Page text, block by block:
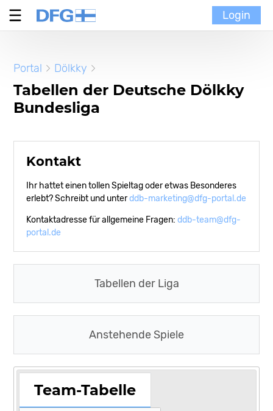
MoinMoi
Finnische Kultur
Login
Portal Dölkky
Tabellen der Deutsche Dölkky
Bundesliga
Kontakt
Ihr hattet einen tollen Spieltag oder etwas Besonderes
erlebt? Schreibt und unterddb-marketing@dfg-portal.de
Kontaktadresse für allgemeine Fragen:ddb-team@dfg-
portal.de
Tabellen der Liga
Anstehende Spiele
Team-Tabelle